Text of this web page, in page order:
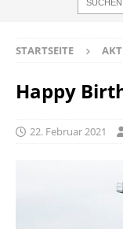
STARTSEITE
Happy
22. Februar 2021